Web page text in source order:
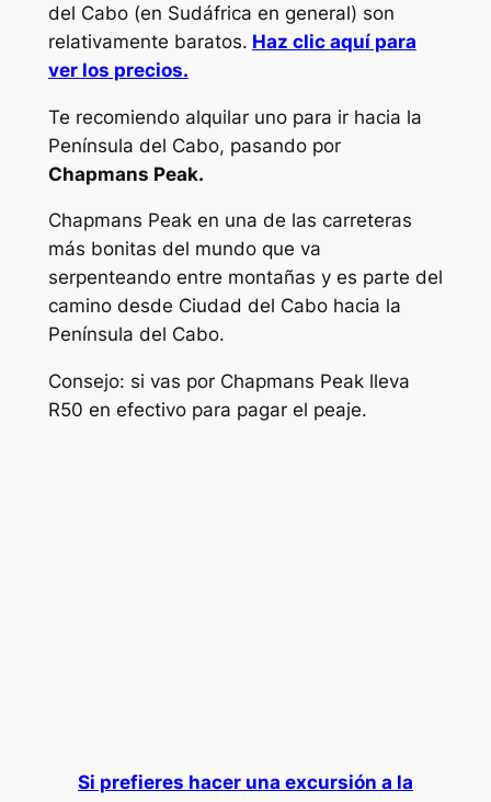
del Cabo (en Sudáfrica en general) son
relativamente baratos. Haz clic aquí para
ver los precios.
Te recomiendo alquilar uno para ir hacia la
Península del Cabo, pasando por
Chapmans Peak.
Chapmans Peak en una de las carreteras
más bonitas del mundo que va
serpenteando entre montañas y es parte del
camino desde Ciudad del Cabo hacia la
Península del Cabo.
Consejo: si vas por Chapmans Peak lleva
R50 en efectivo para pagar el peaje.
Si prefieres hacer una excursión a la